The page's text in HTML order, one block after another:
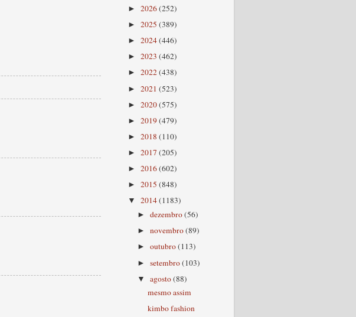
► 2026(252)
► 2025 (389)
► 2024(446)
► 2023 (462)
► 2022(438)
► 2021 (523)
► 2020(575)
► 2019(479)
► 2018 (110)
► 2017 (205)
► 2016(602)
► 2015 (848)
▼ 2014(1183)
►dezembro(56)
►novembro(89)
►outubro(113)
►setembro(103)
▼agosto(88)
mesmo assim
kimbo fashion